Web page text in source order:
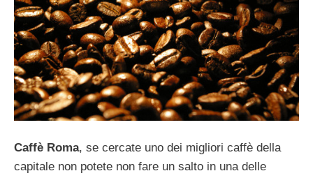
Caffè Roma, se cercate uno dei migliori caffè della
capitale non potete non fare un salto in una delle